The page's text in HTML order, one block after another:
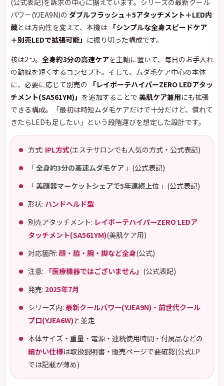
(公式表記)を訴求の中心に据えています。シリーズの最新クール
パワー(YJEA9N)の ダブルフラッシュ＋5アタッチメント＋LED内
蔵とは方向性を変えて、本機は 「シンプルな全身スピードケア
＋別売LEDで拡張可能」 に振り切った構成です。
核は2つ。 全身約3分の高速ケアを主軸に置いて、毎日のお手入れ
の動線を短くするコンセプト。そして、ムダ毛ケア中心の本体
に、必要に応じて別売の
「レイボーテハイパーZERO LEDアタッ
チメント(SA561YM)」 を追加することで 美肌ケア兼用にも拡張
できる構成。「最初は時短ムダ毛ケアだけで十分だけど、慣れて
きたらLEDも足したい」という段階運びを想定した設計です。
方式: IPL方式(エステサロンでも人気の方式・公式表記)
「全身約3分の高速ムダ毛ケア 」(公式表記)
「美顔器マーケットシェアで5年連続上位 」(公式表記)
形状: ハンドヘルド型
別売アタッチメント: レイボーテハイパーZERO LEDア
タッチメント(SA561YM)(美肌ケア用)
対応箇所:顔・脇・腕・脚など全身(公式)
注意:
「医療機器ではございません」 (公式表記)
発売: 2025年7月
シリーズ内: 最新クールパワー(YJEA9N)・前世代クール
プロ(YJEA6W)と並走
本体サイズ・重量・電源・連続使用時間・付属品などの
細かい仕様は取扱説明書・販売ページで要確認(公式LP
では記載が薄め)